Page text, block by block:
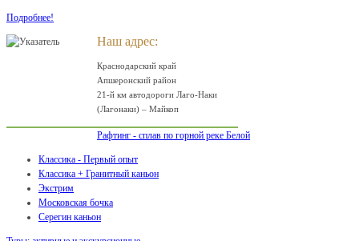
Подробнее!
Наш адрес:
Краснодарский край
Апшеронский район
21-й км автодороги Лаго-Наки
(Лагонаки) – Майкоп
Рафтинг - сплав по горной реке Белой
Классика - Первый опыт
Классика + Гранитный каньон
Экстрим
Московская бочка
Серегин каньон